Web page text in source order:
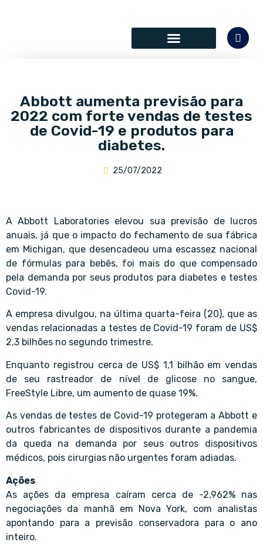
Abbott aumenta previsão para
2022 com forte vendas de testes
de Covid-19 e produtos para
diabetes.
25/07/2022
A Abbott Laboratories elevou sua previsão de lucros
anuais, já que o impacto do fechamento de sua fábrica
em Michigan, que desencadeou uma escassez nacional
de fórmulas para bebês, foi mais do que compensado
pela demanda por seus produtos para diabetes e testes
Covid-19.
A empresa divulgou, na última quarta-feira (20), que as
vendas relacionadas a testes de Covid-19 foram de US$
2,3 bilhões no segundo trimestre.
Enquanto registrou cerca de US$ 1,1 bilhão em vendas
de seu rastreador de nível de glicose no sangue,
FreeStyle Libre, um aumento de quase 19%.
As vendas de testes de Covid-19 protegeram a Abbott e
outros fabricantes de dispositivos durante a pandemia
da queda na demanda por seus outros dispositivos
médicos, pois cirurgias não urgentes foram adiadas.
Ações
As ações da empresa caíram cerca de -2,962% nas
negociações da manhã em Nova York, com analistas
apontando para a previsão conservadora para o ano
inteiro.